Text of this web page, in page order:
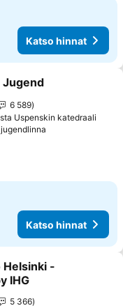
Katso hinnat
Jugend
6 589
Uspenskin katedraali
Katso hinnat
Helsinki -
IHG
5 366